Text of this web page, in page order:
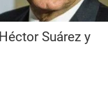
Suárez y